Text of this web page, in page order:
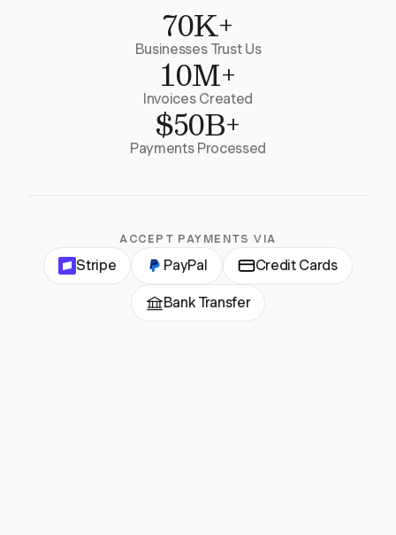
70K+
Businesses Trust Us
10M+
Invoices Created
$50B+
Payments Processed
ACCEPT PAYMENTS VIA
Stripe PayPal Credit Cards
Bank Transfer